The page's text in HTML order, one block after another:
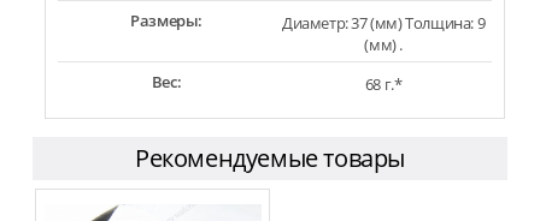
Размеры:
Диаметр: 37 (мм) Толщина: 9
(мм) .
Вес:
68 г.*
Рекомендуемые товары